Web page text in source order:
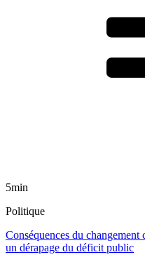
5min
Politique
Conséquences du changement
un dérapage du déficit public